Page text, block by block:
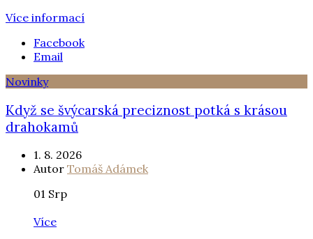
Více informací
Facebook
Email
Novinky
Když se švýcarská preciznost potká s krásou
drahokamů
1. 8. 2026
Autor Tomáš Adámek
01 Srp
Více